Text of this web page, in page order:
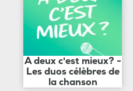
A deux c'est mieux? -
Les duos célèbres de
la chanson